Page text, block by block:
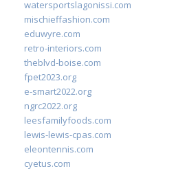
watersportslagonissi.com
mischieffashion.com
eduwyre.com
retro-interiors.com
theblvd-boise.com
fpet2023.org
e-smart2022.org
ngrc2022.org
leesfamilyfoods.com
lewis-lewis-cpas.com
eleontennis.com
cyetus.com